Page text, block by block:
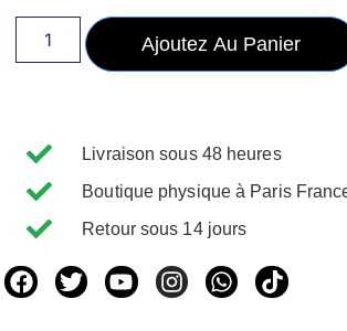
Ajoutez Au Panier
Livraison sous 48 heures
Boutique physique à Paris
Retour sous 14 jours